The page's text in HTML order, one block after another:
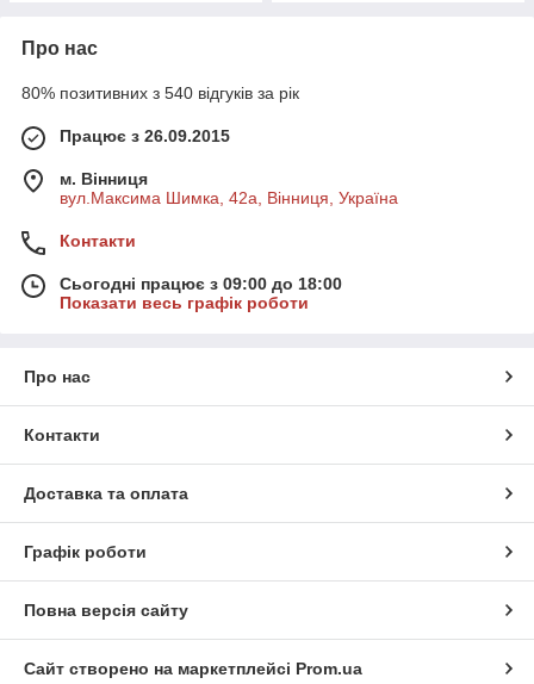
Про нас
80% позитивних з 540 відгуків за рік
Працює з 26.09.2015
м. Вінниця
вул.Максима Шимка, 42а, Вінниця, Україна
Контакти
Сьогодні працює з 09:00 до 18:00
Показати весь графік роботи
Про нас
Контакти
Доставка та оплата
Графік роботи
Повна версія сайту
Сайт створено на маркетплейсі Prom.ua